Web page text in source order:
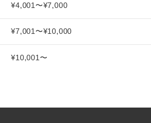
¥4,001〜¥7,000
¥7,001〜¥10,000
¥10,001〜